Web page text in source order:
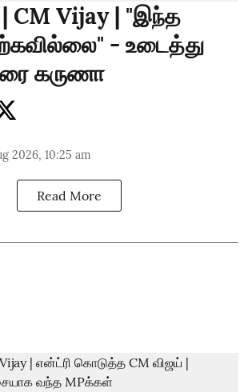
CM Vijay | "இந்த
- உடைத்து
கருணா
2026, 10:25 am
Read More